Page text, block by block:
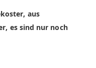
aus
es sind nur noch